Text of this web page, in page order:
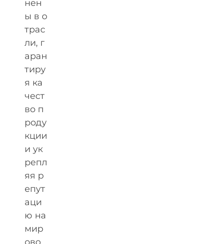
нен
ы в о
трас
ли, г
аран
тиру
я ка
чест
во п
роду
кции
и ук
репл
яя р
епут
аци
ю на
мир
ово